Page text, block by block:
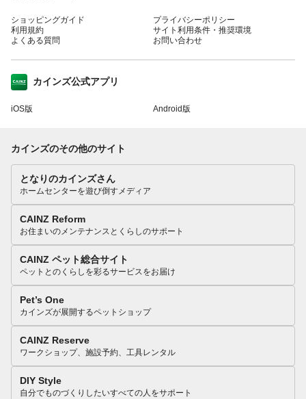
ショッピングガイド
利用規約
よくある質問
プライバシーポリシー
サイト利用条件・推奨環境
お問い合わせ
カインズ公式アプリ
iOS版 Android版
カインズのその他のサイト
となりのカインズさん
ホームセンターを遊び倒すメディア
CAINZ Reform
お住まいのメンテナンスとくらしのサポート
CAINZ ペット総合サイト
ペットとのくらしを彩るサービスをお届け
Pet’s One
カインズが展開するペットショップ
CAINZ Reserve
ワークショップ、施設予約、工具レンタル
DIY Style
自分でものづくりしたいすべての人をサポート